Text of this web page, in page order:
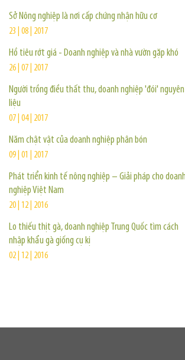
Sở Nông nghiệp là nơi cấp chứng nhận hữu cơ
23 | 08 | 2017
Hồ tiêu rớt giá - Doanh nghiệp và nhà vườn gặp khó
26 | 07 | 2017
Người trồng điều thất thu, doanh nghiệp 'đói' nguyên
liệu
07 | 04 | 2017
Năm chật vật của doanh nghiệp phân bón
09 | 01 | 2017
Phát triển kinh tế nông nghiệp – Giải pháp cho doanh
nghiệp Việt Nam
20 | 12 | 2016
Lo thiếu thịt gà, doanh nghiệp Trung Quốc tìm cách
nhập khẩu gà giống cụ kị
02 | 12 | 2016